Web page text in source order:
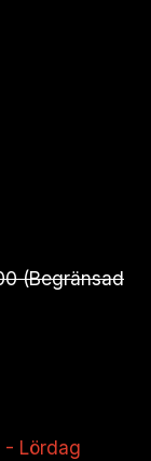
(Begränsad
- Lördag